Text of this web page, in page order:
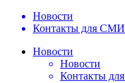
Новости
Контакты для СМИ
Новости
Новости
Контакты